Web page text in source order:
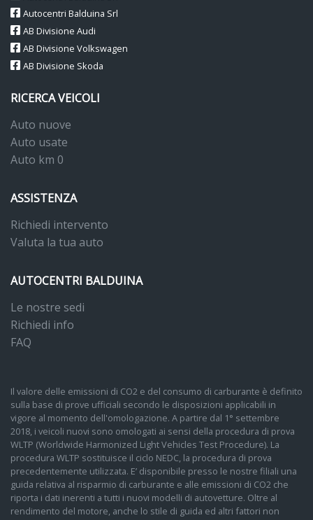
Autocentri Balduina Srl
AB Divisione Audi
AB Divisione Volkswagen
AB Divisione Skoda
RICERCA VEICOLI
Auto nuove
Auto usate
Auto km 0
ASSISTENZA
Richiedi intervento
Valuta la tua auto
AUTOCENTRI BALDUINA
Le nostre sedi
Richiedi info
FAQ
Il valore delle emissioni di CO2 e del consumo di carburante è definito
sulla base di prove ufficiali secondo le disposizioni applicabili in
vigore al momento dell'omologazione. A partire dal 1° settembre
2018, i veicoli nuovi sono omologati ai sensi della procedura di prova
WLTP (Worldwide Harmonized Light Vehicles Test Procedure). La
procedura WLTP sostituisce il ciclo NEDC, la procedura di prova
precedentemente utilizzata. E’ disponibile presso le nostre filiali una
guida relativa al risparmio di carburante e alle emissioni di CO2 che
riporta i dati inerenti a tutti i nuovi modelli di autovetture. Oltre al
rendimento del motore, anche lo stile di guida ed altri fattori non